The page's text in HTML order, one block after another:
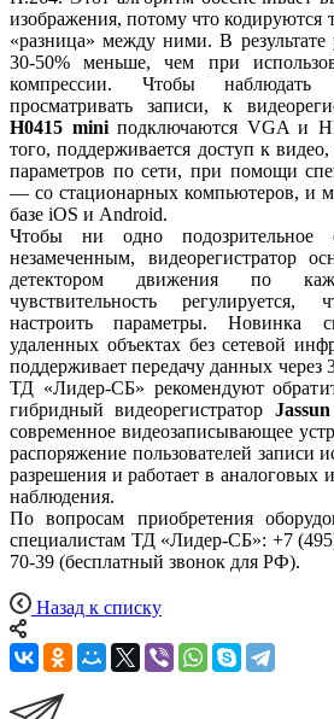
изображения, потому что кодируются
«разница» между ними. В результате
30-50% меньше, чем при
компрессии. Чтобы
просматривать записи, к
H0415 miniподключаются VGA и
того, поддерживается доступ к
параметров по сети, при помощи
— со стационарных компьютеров, и
базе iOS и Android.
Чтобы ни одно подозрительное
незамеченным, видеорегистратор
детектором движения по
чувствительность
настроить параметры. Новинка
удаленных объектах без сетевой
поддерживает передачу данных
ТД «Лидер-СБ» рекомендуют
гибридный видеорегистратор
современное видеозаписывающее
распоряжение пользователей записи
разрешения и работает в аналоговых
наблюдения.
По вопросам приобретения
специалистам ТД «Лидер-СБ»: +7
70-39 (бесплатный звонок для РФ).
Назад к списку